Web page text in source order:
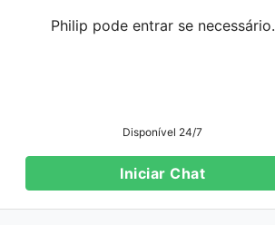
Philip pode entrar se necessário.
Disponível 24/7
Iniciar Chat